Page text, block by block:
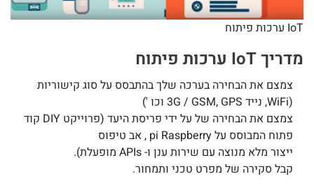
IoT ערכות פיתוח
מדריך IoT ערכות פיתוח
צמצם את הבחירה בערכה שלך בהתבסס על סוג קישוריות
(WiFi, נייד 3G / GSM, GPS וכו ')
צמצם את הבחירה של על ידי פריסת היעד (פרוייקט DIY קוד
פתוח המבוסס על pi Raspberry , אב טיפוס
ייצור מלא מנוצה עם שירות ענן ו- APIs מופעלת).
קבל סקירה של מפרט טכני ותמחור.